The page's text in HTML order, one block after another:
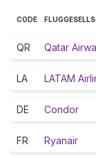
CODE
QR Qatar
LA LATAM
DE Condor
FR Ryanair